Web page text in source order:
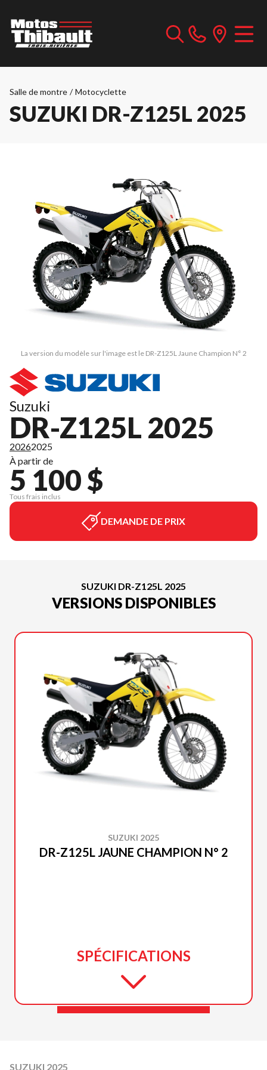
Salle de montre / Motocyclette
SUZUKI DR-Z125L 2025
La version du modèle sur l'image est le DR-Z125L Jaune Champion N° 2
Suzuki
DR-Z125L 2025
20262025
À partir de
5 100 $
Tous frais inclus
DEMANDE DE PRIX
SUZUKI DR-Z125L 2025
VERSIONS DISPONIBLES
SUZUKI 2025
DR-Z125L JAUNE CHAMPION N° 2
SPÉCIFICATIONS
SUZUKI 2025